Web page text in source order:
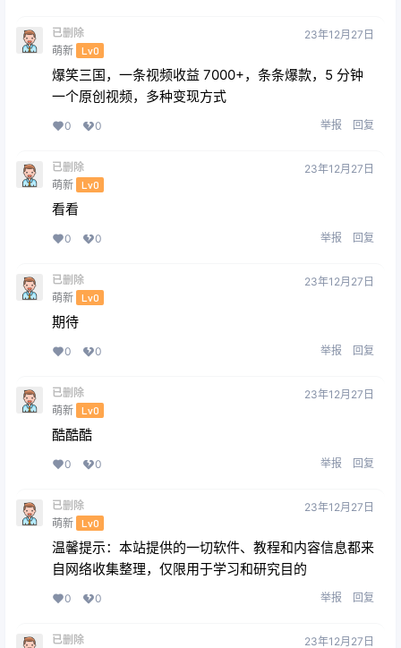
已删除
萌新 Lv0
23年12月27日
爆笑三国，一条视频收益 7000+，条条爆款，5 分钟
一个原创视频，多种变现方式
0 0 举报 回复
已删除
萌新 Lv0
23年12月27日
看看
0 0 举报 回复
已删除
萌新 Lv0
23年12月27日
期待
0 0 举报 回复
已删除
萌新 Lv0
23年12月27日
酷酷酷
0 0 举报 回复
已删除
萌新 Lv0
23年12月27日
温馨提示：本站提供的一切软件、教程和内容信息都来
自网络收集整理，仅限用于学习和研究目的
0 0 举报 回复
已删除 23年12月27日